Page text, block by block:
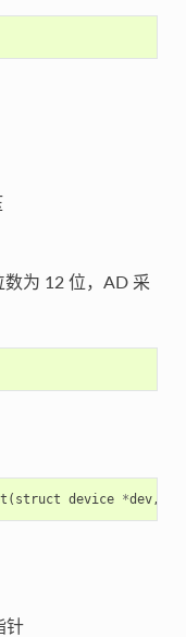
为 12 位，AD 采
( struct device *dev,
针